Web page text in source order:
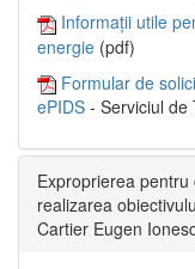
Informații utile
energie (pdf)
Formular de
ePIDS - Serviciul de
Exproprierea
realizarea
Cartier Eugen